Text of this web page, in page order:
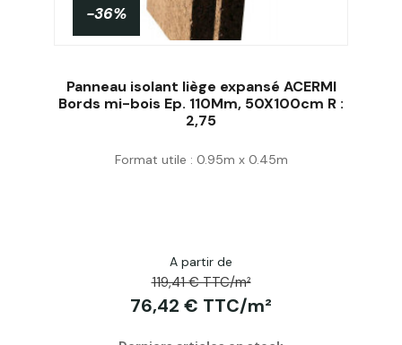
-36%
Panneau isolant liège expansé ACERMI
Bords mi-bois Ep. 110Mm, 50X100cm R :
2,75
Format utile : 0.95m x 0.45m
A partir de
119,41 € TTC/m²
76,42 € TTC/m²